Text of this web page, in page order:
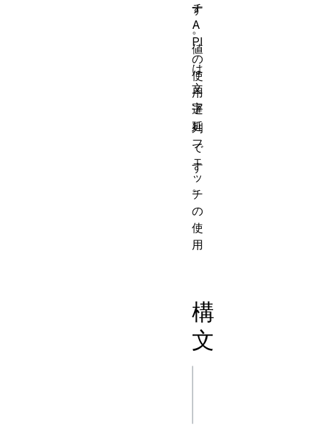
す
。
値
は
文
字
列
で
す
。
構
文
チ
A
PI
の
使
用
遅
延
フ
ェ
ッ
チ
の
使
用